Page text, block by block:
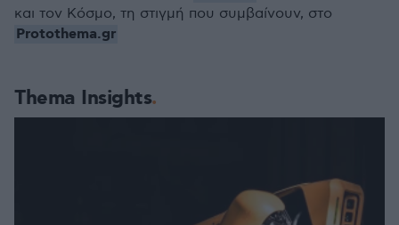
Thema Insights
και τον Κόσμο, τη στιγμή που συμβαίνουν, στο
Protothema.gr